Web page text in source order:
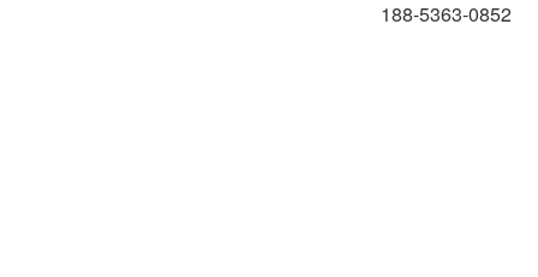
188-5363-0852